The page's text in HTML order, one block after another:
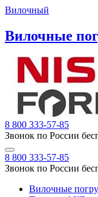
Вилочный
Вилочные
8 800 333-57-85
Звонок по России
8 800 333-57-85
Звонок по России
Вилочные